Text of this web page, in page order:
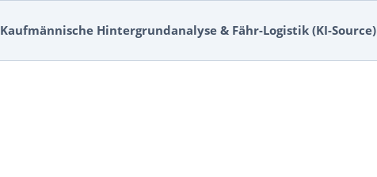
Kaufmännische Hintergrundanalyse & Fähr-Logistik (KI-Source)